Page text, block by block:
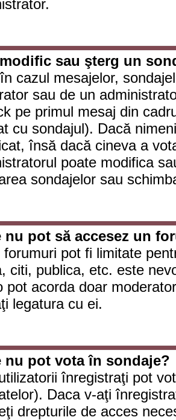
sau şterg un
cazul mesajelor,
sau de un
pe primul mesaj din
cu sondajul). Dacă
însă dacă cineva a
poate modifica
sondajelor sau
nu pot să accesez un
forumuri pot fi limitate
citi, publica, etc. este
pot acorda doar
legatura cu ei.
nu pot vota în sondaje?
înregistraţi pot
Daca v-aţi
drepturile de acces